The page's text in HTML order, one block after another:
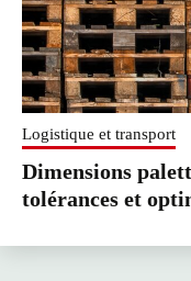
Logistique et transport
Dimensions
tolérances et